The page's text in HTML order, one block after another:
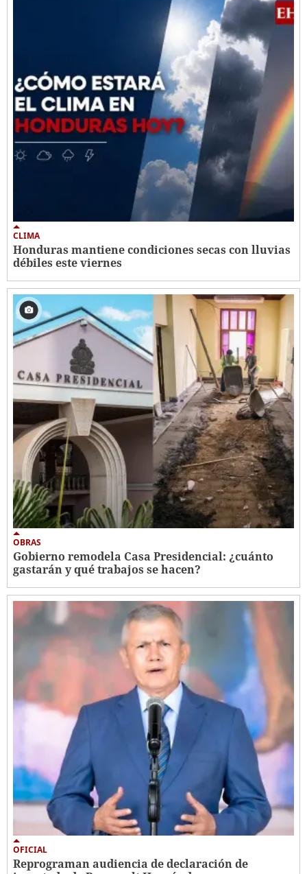
CLIMA
Honduras mantiene condiciones secas con lluvias
débiles este viernes
OBRAS
Gobierno remodela Casa Presidencial: ¿cuánto
gastarán y qué trabajos se hacen?
OFICIAL
Reprograman audiencia de declaración de